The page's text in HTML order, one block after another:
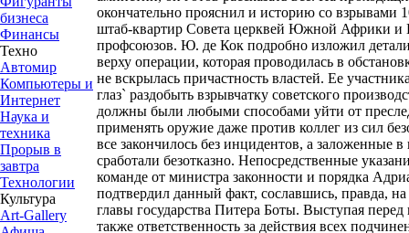
бизнеса
Финансы
Техно
Автомир
Компьютеры и
Интернет
Наука и
техника
Прорыв в
завтра
Технологии
Культура
Art-Gallery
окончательно прояснил и историю со взрывами
штаб-квартир Совета церквей Южной Африки и
профсоюзов. Ю. де Кок подробно изложил
верху операции, которая проводилась в
не вскрылась причастность властей. Ее
глаз` раздобыть взрывчатку советского
должны были любыми способами уйти от
применять оружие даже против коллег из сил
все закончилось без инцидентов, а заложенные
сработали безотказно. Непосредственные
команде от министра законности и порядка
подтвердил данный факт, сославшись, правда,
главы государства Питера Боты. Выступая перед
также ответственность за действия всех